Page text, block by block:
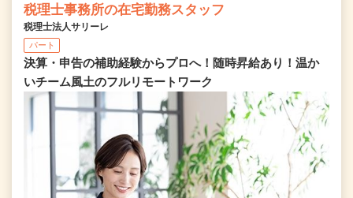
税理士事務所の在宅勤務スタッフ
税理士法人サリーレ
パート
決算・申告の補助経験からプロへ！随時昇給あり！温か
いチーム⾵⼟のフルリモートワーク